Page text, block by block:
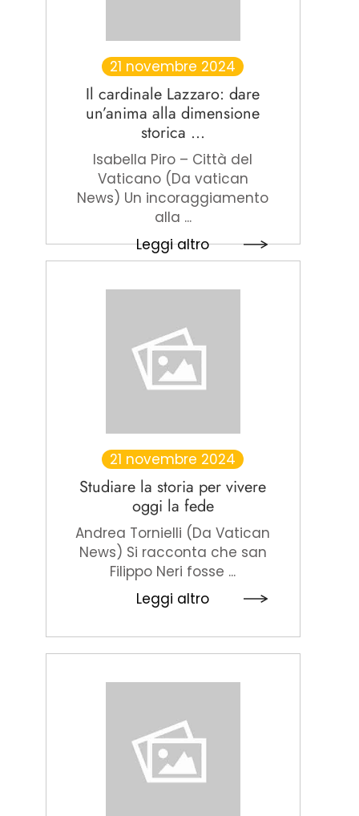
21 novembre 2024
Il cardinale Lazzaro: dare
un’anima alla dimensione
storica ...
Isabella Piro – Città del
Vaticano (Da vatican
News) Un incoraggiamento
alla ...
Leggi altro
21 novembre 2024
Studiare la storia per vivere
oggi la fede
Andrea Tornielli (Da Vatican
News) Si racconta che san
Filippo Neri fosse ...
Leggi altro